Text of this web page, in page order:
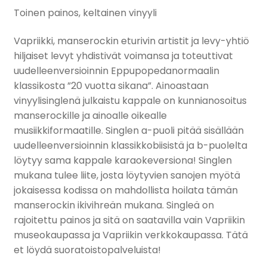
Toinen painos, keltainen vinyyli
Vapriikki, manserockin eturivin artistit ja levy-yhtiö
hiljaiset levyt yhdistivät voimansa ja toteuttivat
uudelleenversioinnin Eppupopedanormaalin
klassikosta ”20 vuotta sikana”. Ainoastaan
vinyylisinglenä julkaistu kappale on kunnianosoitus
manserockille ja ainoalle oikealle
musiikkiformaatille. Singlen a-puoli pitää sisällään
uudelleenversioinnin klassikkobiisistä ja b-puolelta
löytyy sama kappale karaokeversiona! Singlen
mukana tulee liite, josta löytyvien sanojen myötä
jokaisessa kodissa on mahdollista hoilata tämän
manserockin ikivihreän mukana. Singleä on
rajoitettu painos ja sitä on saatavilla vain Vapriikin
museokaupassa ja Vapriikin verkkokaupassa. Tätä
et löydä suoratoistopalveluista!